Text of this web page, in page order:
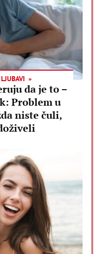
da je to –
Problem u
niste čuli,